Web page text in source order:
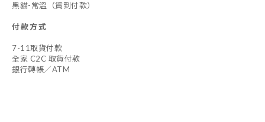
黑貓-常溫（貨到付款）
付款方式
7-11取貨付款
全家 C2C 取貨付款
銀行轉帳／ATM